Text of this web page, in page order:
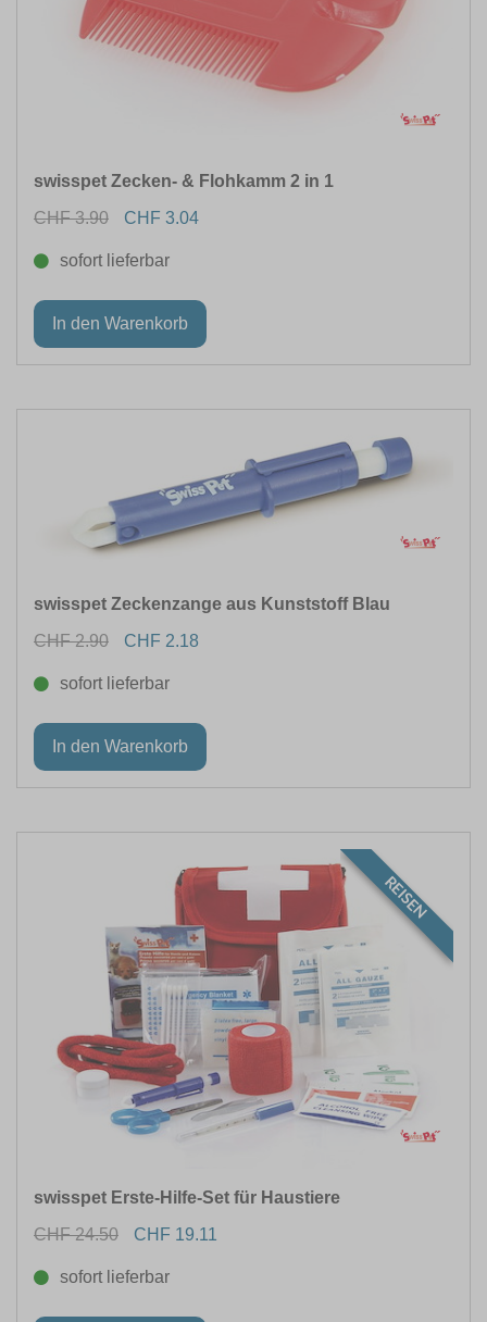
swisspet Zecken- & Flohkamm 2 in 1
CHF 3.90
CHF 3.04
sofort lieferbar
swisspet Zeckenzange aus Kunststoff Blau
CHF 2.90
CHF 2.18
sofort lieferbar
REISEN
swisspet Erste-Hilfe-Set für Haustiere
CHF 24.50
CHF 19.11
sofort lieferbar